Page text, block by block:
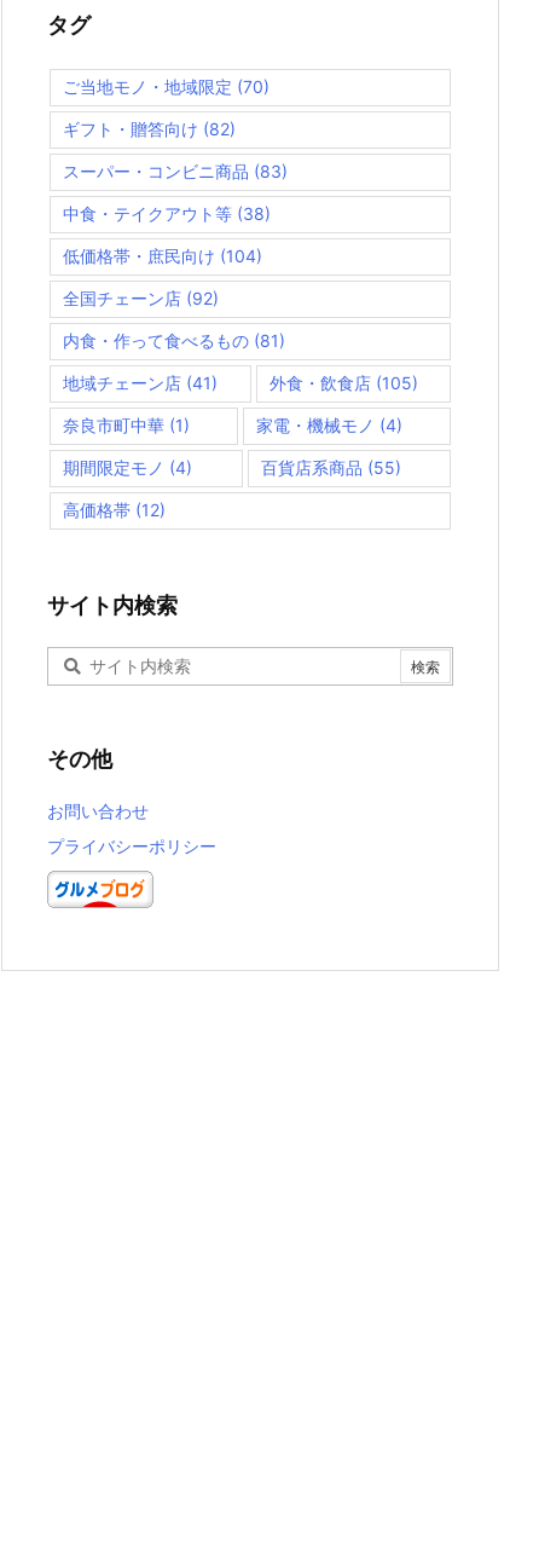
タグ
ご当地モノ・地域限定 (70)
ギフト・贈答向け (82)
スーパー・コンビニ商品 (83)
中食・テイクアウト等 (38)
低価格帯・庶民向け (104)
全国チェーン店 (92)
内食・作って食べるもの (81)
地域チェーン店 (41) 外食・飲食店(105)
奈良市町中華 (1) 家電・機械モノ (4)
期間限定モノ (4) 百貨店系商品 (55)
高価格帯 (12)
サイト内検索
その他
お問い合わせ
プライバシーポリシー